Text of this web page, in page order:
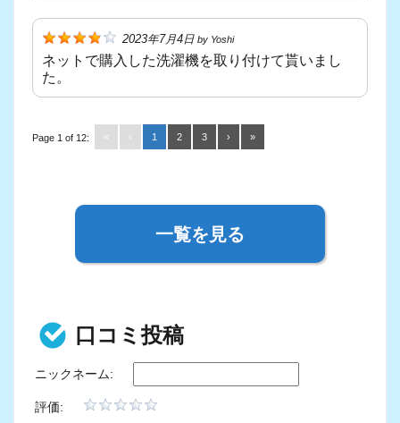
2023年7月4日 by Yoshi
ネットで購入した洗濯機を取り付けて貰いまし
た。
Page 1 of 12: « ‹ 1 2 3 › »
一覧を見る
口コミ投稿
ニックネーム:
評価: